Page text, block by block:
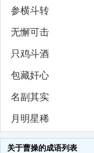
参横斗转
无懈可击
只鸡斗酒
包藏奸心
名副其实
月明星稀
关于曹操的成语列表